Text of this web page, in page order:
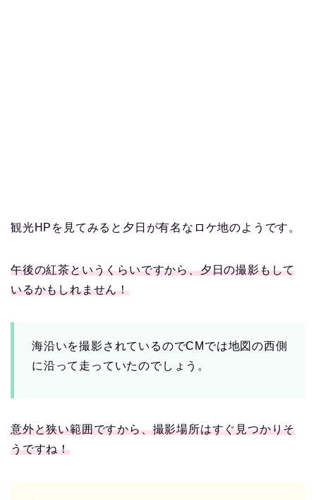
観光HPを見てみると夕日が有名なロケ地のようです。
午後の紅茶というくらいですから、夕日の撮影もして
いるかもしれません！
海沿いを撮影されているのでCMでは地図の西側
に沿って走っていたのでしょう。
意外と狭い範囲ですから、撮影場所はすぐ見つかりそ
うですね！